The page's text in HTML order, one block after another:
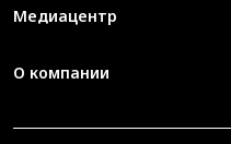
Медиацентр
О компании